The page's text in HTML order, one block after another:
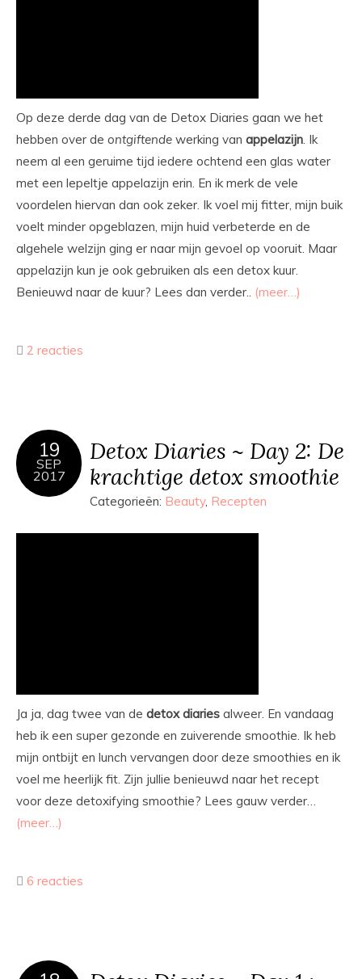
Op deze derde dag van de Detox Diaries gaan we het
hebben over de ontgiftende werking van appelazijn. Ik
neem al een geruime tijd iedere ochtend een glas water
met een lepeltje appelazijn erin. En ik merk de vele
voordelen hiervan dan ook zeker. Ik voel mij fitter, mijn buik
voelt minder opgeblazen, mijn huid verbeterde en de
algehele welzijn ging er naar mijn gevoel op vooruit. Maar
appelazijn kun je ook gebruiken als een detox kuur.
Benieuwd naar de kuur? Lees dan verder.. (meer…)
2 reacties
19
SEP
2017
Detox Diaries ~ Day 2: De
krachtige detox smoothie
Categorieën: Beauty, Recepten
Ja ja, dag twee van de detox diaries alweer. En vandaag
heb ik een super gezonde en zuiverende smoothie. Ik heb
mijn ontbijt en lunch vervangen door deze smoothies en ik
voel me heerlijk fit. Zijn jullie benieuwd naar het recept
voor deze detoxifying smoothie? Lees gauw verder…
(meer…)
6 reacties